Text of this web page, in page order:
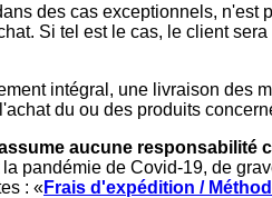
des cas exceptionnels,
Si tel est le cas, le client
intégral, une livraison des
du ou des produits
aucune responsabilité
pandémie de Covid-19, de
: «Frais d'expédition /